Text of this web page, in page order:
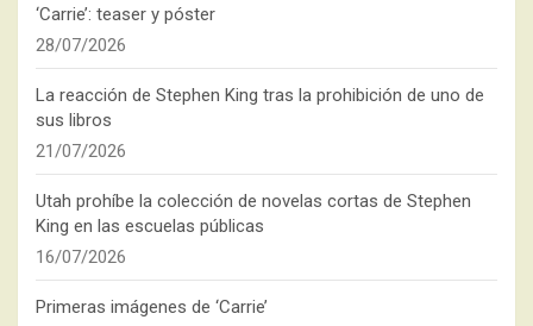
‘Carrie’: teaser y póster
28/07/2026
La reacción de Stephen King tras la prohibición de uno de
sus libros
21/07/2026
Utah prohíbe la colección de novelas cortas de Stephen
King en las escuelas públicas
16/07/2026
Primeras imágenes de ‘Carrie’